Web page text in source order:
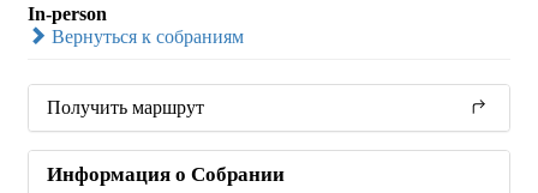
In-person
Вернуться к собраниям
Получить маршрут
Информация о Собрании